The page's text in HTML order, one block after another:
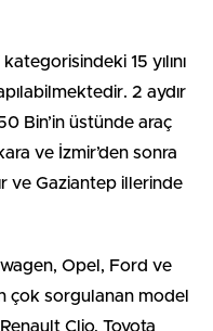
15 yılını
2 aydır
Bin’in üstünde araç
ve İzmir’den sonra
ve Gaziantep illerinde
Opel, Ford ve
çok sorgulanan model
Clio, Toyota